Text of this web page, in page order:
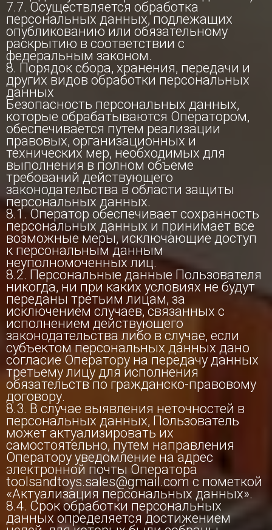
7.7. Осуществляется обработка
персональных данных, подлежащих
опубликованию или обязательному
раскрытию в соответствии с
федеральным законом.
8. Порядок сбора, хранения, передачи и
других видов обработки персональных
данных
Безопасность персональных данных,
которые обрабатываются Оператором,
обеспечивается путем реализации
правовых, организационных и
технических мер, необходимых для
выполнения в полном объеме
требований действующего
законодательства в области защиты
персональных данных.
8.1. Оператор обеспечивает сохранность
персональных данных и принимает все
возможные меры, исключающие доступ
к персональным данным
неуполномоченных лиц.
8.2. Персональные данные Пользователя
никогда, ни при каких условиях не будут
переданы третьим лицам, за
исключением случаев, связанных с
исполнением действующего
законодательства либо в случае, если
субъектом персональных данных дано
согласие Оператору на передачу данных
третьему лицу для исполнения
обязательств по гражданско-правовому
договору.
8.3. В случае выявления неточностей в
персональных данных, Пользователь
может актуализировать их
самостоятельно, путем направления
Оператору уведомление на адрес
электронной почты Оператора
toolsandtoys.sales@gmail.com с пометкой
«Актуализация персональных данных».
8.4. Срок обработки персональных
данных определяется достижением